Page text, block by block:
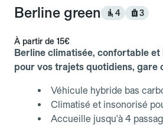
Berline green 4 3
À partir de 15€
Berline climatisée, confortable et
pour vos trajets quotidiens, gare
Véhicule hybride bas
Climatisé et insonorisé
Accueille jusqu'à 4